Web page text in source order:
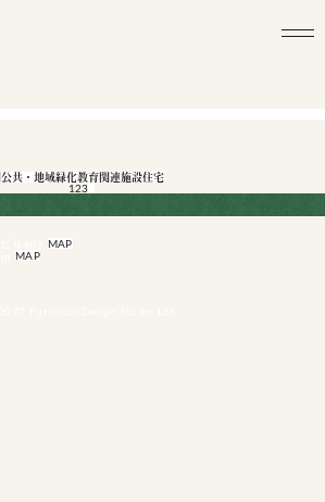
公共・地域緑化教育関連施設住宅
123
MAP
MAP